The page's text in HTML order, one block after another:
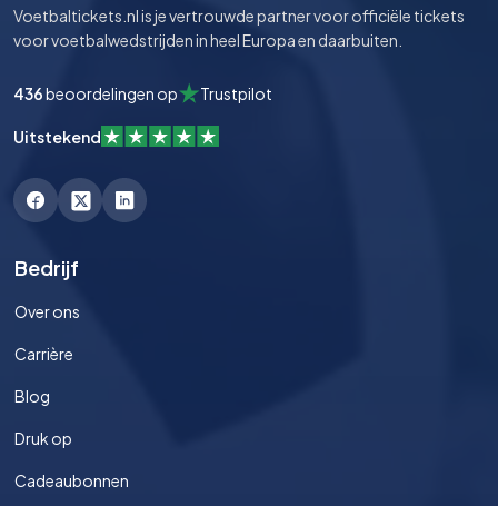
Voetbaltickets.nl is je vertrouwde partner voor officiële tickets
voor voetbalwedstrijden in heel Europa en daarbuiten.
436beoordelingen op Trustpilot
Uitstekend
Bedrijf
Over ons
Carrière
Blog
Druk op
Cadeaubonnen